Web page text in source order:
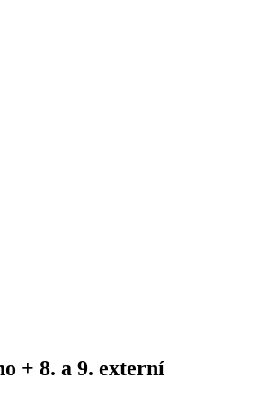
+ 8. a 9. externí